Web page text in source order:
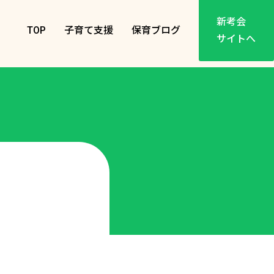
TOP 子育て支援 保育ブログ
新考会
サイトへ